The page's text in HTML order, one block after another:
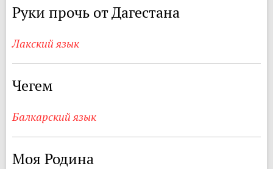
Руки прочь от Дагестана
Лакский язык
Чегем
Балкарский язык
Моя Родина